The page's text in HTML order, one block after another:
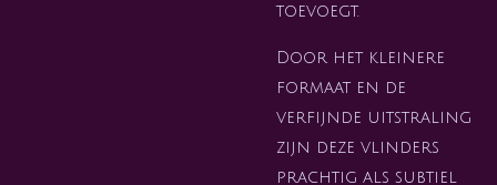
toevoegt.
Door het kleinere
formaat en de
verfijnde uitstraling
zijn deze vlinders
prachtig als subtiel